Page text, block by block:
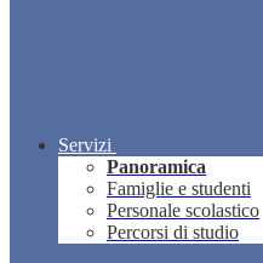
Servizi
Panoramica
Famiglie e studenti
Personale scolastico
Percorsi di studio